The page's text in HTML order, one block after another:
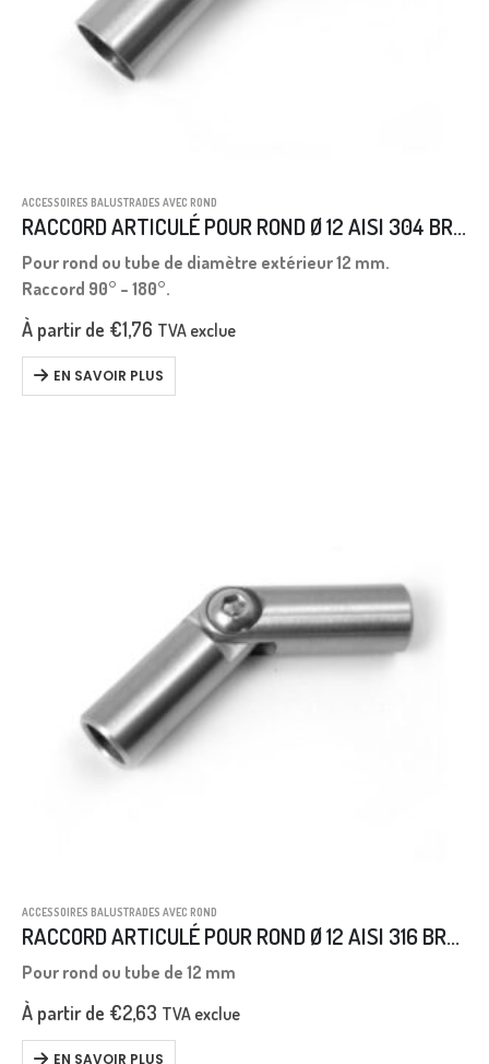
ACCESSOIRES BALUSTRADES AVEC ROND
RACCORD ARTICULÉ POUR ROND Ø 12 AISI 304 BROSSÉE
Pour rond ou tube de diamètre extérieur 12 mm.
Raccord 90° – 180°.
À partir de €1,76 TVA exclue
EN SAVOIR PLUS
ACCESSOIRES BALUSTRADES AVEC ROND
RACCORD ARTICULÉ POUR ROND Ø 12 AISI 316 BROSSÉE
Pour rond ou tube de 12 mm
À partir de €2,63 TVA exclue
EN SAVOIR PLUS